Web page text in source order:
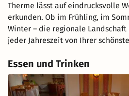
Therme lässt auf eindrucksvolle
erkunden. Ob im Frühling, im
Winter – die regionale
jeder Jahreszeit von Ihrer
Essen und Trinken